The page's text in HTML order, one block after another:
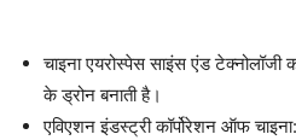
चाइना एयरोस्पेस साइंस एंड टेक्नोलॉजी
के ड्रोन बनाती है।
एविएशन इंडस्ट्री कॉर्पोरेशन ऑफ